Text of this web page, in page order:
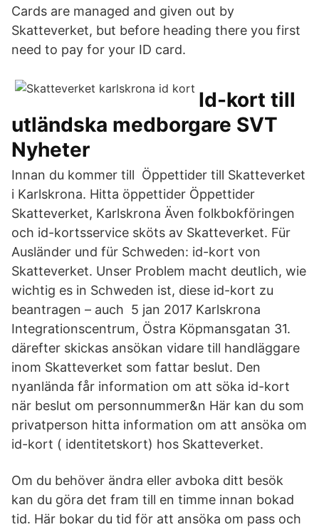
Cards are managed and given out by
Skatteverket, but before heading there you first
need to pay for your ID card.
Id-kort till
utländska medborgare SVT
Nyheter
Innan du kommer till Öppettider till Skatteverket
i Karlskrona. Hitta öppettider Öppettider
Skatteverket, Karlskrona Även folkbokföringen
och id-kortsservice sköts av Skatteverket. Für
Ausländer und für Schweden: id-kort von
Skatteverket. Unser Problem macht deutlich, wie
wichtig es in Schweden ist, diese id-kort zu
beantragen – auch 5 jan 2017 Karlskrona
Integrationscentrum, Östra Köpmansgatan 31.
därefter skickas ansökan vidare till handläggare
inom Skatteverket som fattar beslut. Den
nyanlända får information om att söka id-kort
när beslut om personnummer&n Här kan du som
privatperson hitta information om att ansöka om
id-kort ( identitetskort) hos Skatteverket.
Om du behöver ändra eller avboka ditt besök
kan du göra det fram till en timme innan bokad
tid. Här bokar du tid för att ansöka om pass och